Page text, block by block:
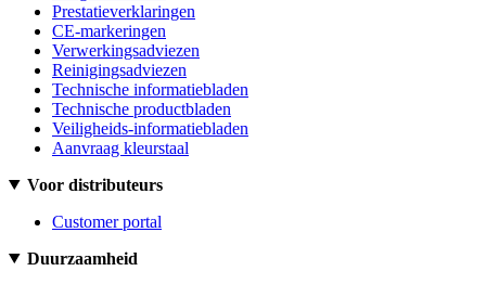
Prestatieverklaringen
CE-markeringen
Verwerkingsadviezen
Reinigingsadviezen
Technische informatiebladen
Technische productbladen
Veiligheids-informatiebladen
Aanvraag kleurstaal
Voor distributeurs
Customer portal
Duurzaamheid